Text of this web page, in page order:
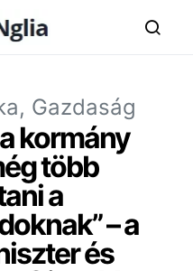
Gazdaság
kormány
több
a
– a
és